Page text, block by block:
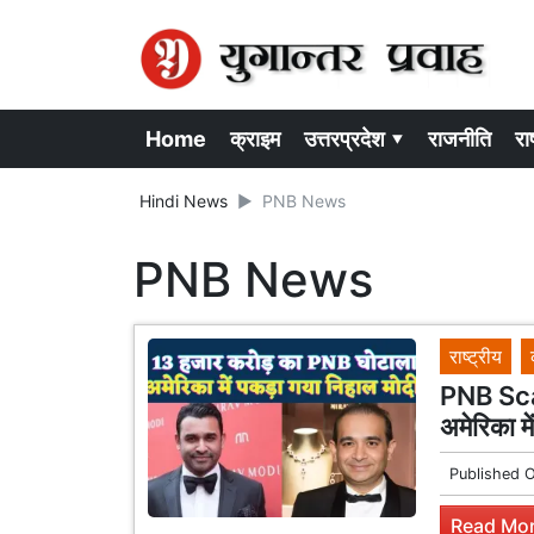
Home क्राइम उत्तरप्रदेश ▾ राजनीति
Hindi News PNB News
PNB News
राष्ट्रीय
PNB
अमेरिका
Published
Read